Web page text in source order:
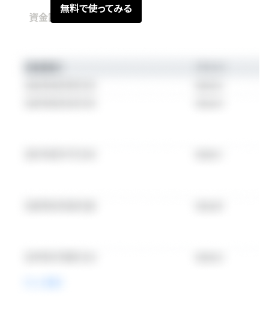
無料で使ってみる
資金調達情報